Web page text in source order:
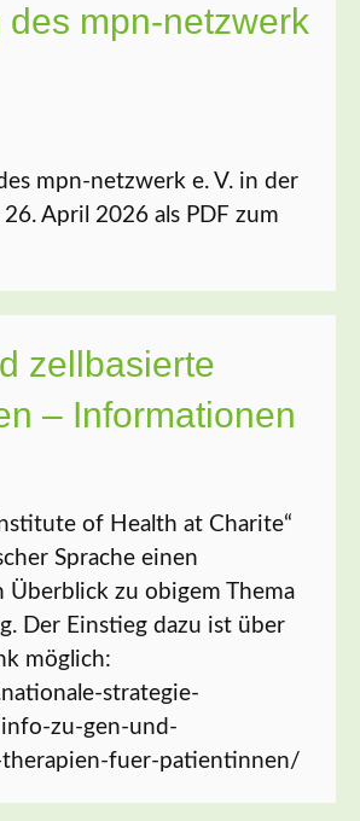
des mpn-netzwerk
mpn-netzwerk e. V. in der
26. April 2026 als PDF zum
zellbasierte
– Informationen
of Health at Charite“
Sprache einen
Überblick zu obigem Thema
Der Einstieg dazu ist über
möglich:
strategie-
zu-gen-und-
therapien-fuer-patientinnen/